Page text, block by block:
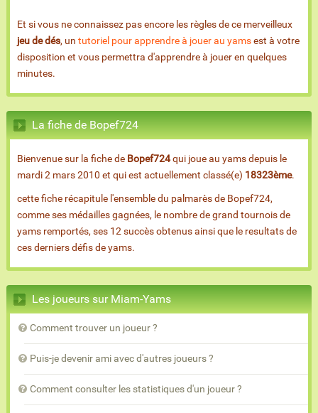
Et si vous ne connaissez pas encore les règles de ce merveilleux
jeu de dés, un tutoriel pour apprendre à jouer au yamsest à votre
disposition et vous permettra d'apprendre à jouer en quelques
minutes.
La fiche de Bopef724
Bienvenue sur la fiche de Bopef724qui joue au yams depuis le
mardi 2 mars 2010 et qui est actuellement classé(e) 18323ème.
cette fiche récapitule l'ensemble du palmarès de Bopef724,
comme ses médailles gagnées, le nombre de grand tournois de
yams remportés, ses 12 succès obtenus ainsi que le resultats de
ces derniers défis de yams.
Les joueurs sur Miam-Yams
Comment trouver un joueur ?
Puis-je devenir ami avec d'autres joueurs ?
Comment consulter les statistiques d'un joueur ?